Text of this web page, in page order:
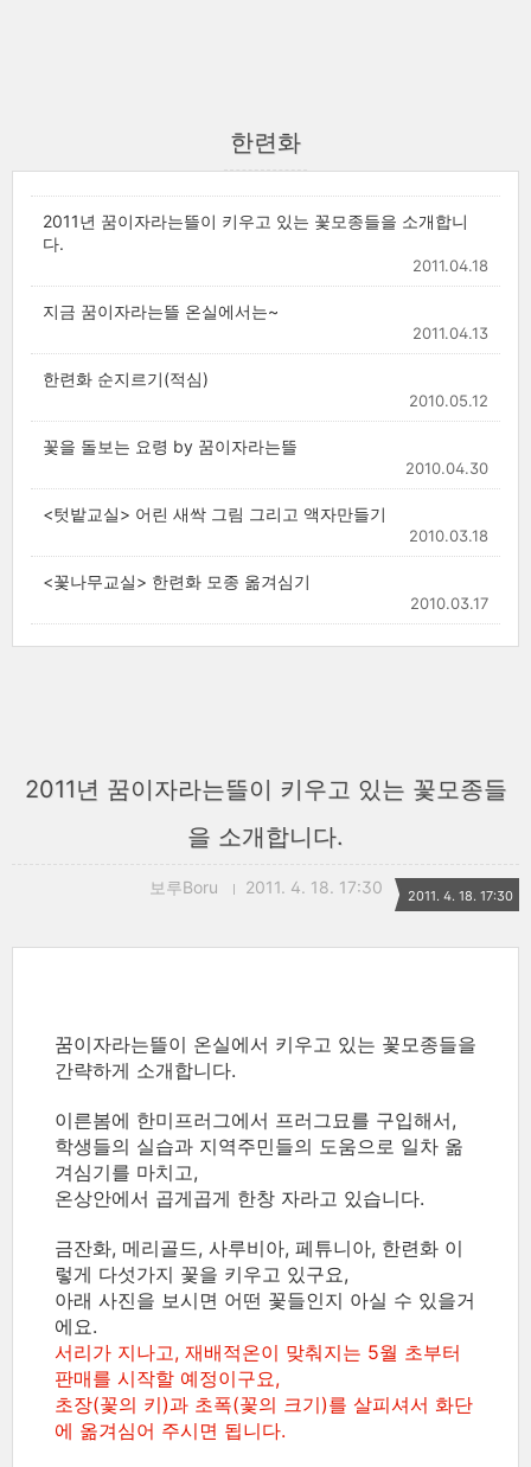
한련화
2011년 꿈이자라는뜰이 키우고 있는 꽃모종들을 소개합니
다.
2011.04.18
지금 꿈이자라는뜰 온실에서는~
2011.04.13
한련화 순지르기(적심)
2010.05.12
꽃을 돌보는 요령 by 꿈이자라는뜰
2010.04.30
<텃밭교실> 어린 새싹 그림 그리고 액자만들기
2010.03.18
<꽃나무교실> 한련화 모종 옮겨심기
2010.03.17
2011년 꿈이자라는뜰이 키우고 있는 꽃모종들
을 소개합니다.
보루Boru 2011. 4. 18. 17:30 2011. 4. 18. 17:30
꿈이자라는뜰이 온실에서 키우고 있는 꽃모종들을
간략하게 소개합니다.
이른봄에 한미프러그에서 프러그묘를 구입해서,
학생들의 실습과 지역주민들의 도움으로 일차 옮
겨심기를 마치고,
온상안에서 곱게곱게 한창 자라고 있습니다.
금잔화, 메리골드, 사루비아, 페튜니아, 한련화 이
렇게 다섯가지 꽃을 키우고 있구요,
아래 사진을 보시면 어떤 꽃들인지 아실 수 있을거
에요.
서리가 지나고, 재배적온이 맞춰지는 5월 초부터
판매를 시작할 예정이구요,
초장(꽃의 키)과 초폭(꽃의 크기)를 살피셔서 화단
에 옮겨심어 주시면 됩니다.